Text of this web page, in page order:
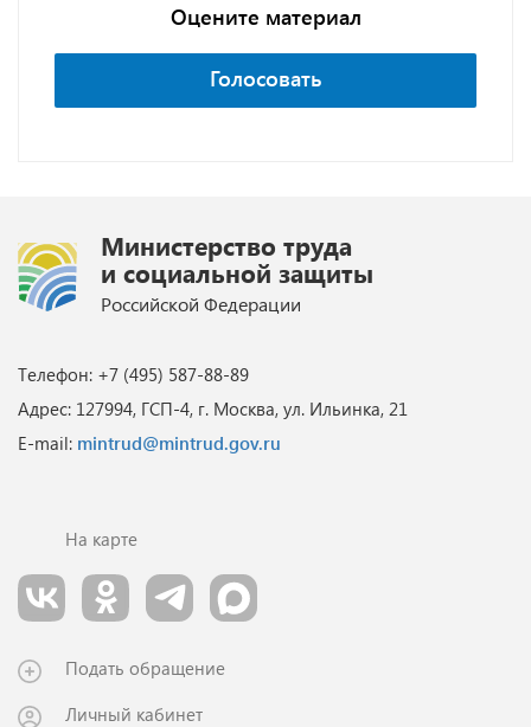
Оцените материал
Голосовать
Министерство труда
и социальной защиты
Российской Федерации
Телефон: +7 (495) 587-88-89
Адрес: 127994, ГСП-4, г. Москва, ул. Ильинка, 21
E-mail: mintrud@mintrud.gov.ru
На карте
Подать обращение
Личный кабинет